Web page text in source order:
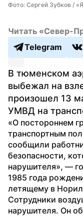
Фото: Сергей Зубков /
Читать «Север-
Telegram
В тюменском
выбежал на
произошел 13
УМВД на
«О постороннем
транспортным
сообщили
безопасности,
нарушителя», —
1985 года
летящему в
Сотрудники
нарушителя. Он